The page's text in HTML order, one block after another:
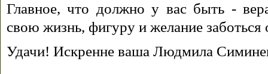
Главное, что должно у вас быть -
свою жизнь, фигуру и желание заботься
Удачи! Искренне ваша Людмила